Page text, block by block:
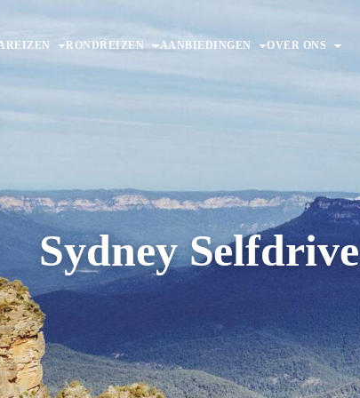
RONDREIZEN AANBIEDINGEN OVER ONS
Sydney Selfdrive